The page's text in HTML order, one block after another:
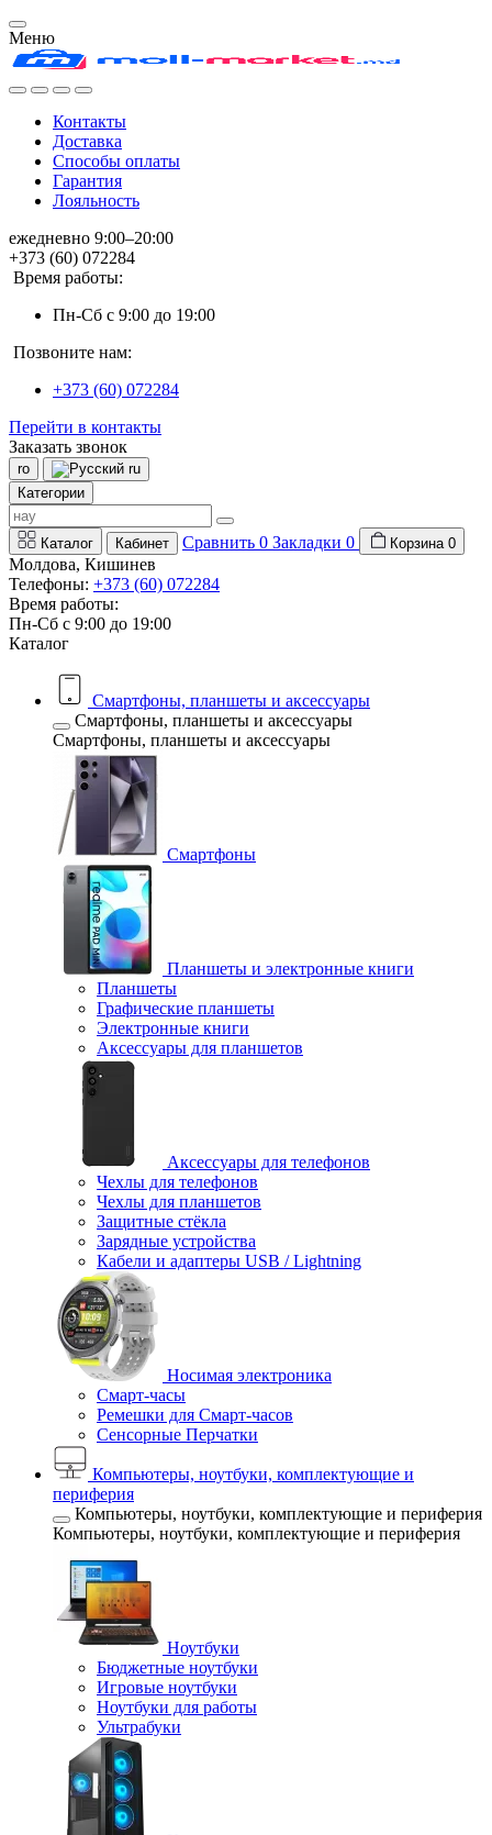
Меню
Контакты
Доставка
Способы оплаты
Гарантия
Лояльность
ежедневно 9:00–20:00
+373 (60) 072284
Время работы:
Пн-Сб с 9:00 до 19:00
Позвоните нам:
+373 (60) 072284
Перейти в контакты
Заказать звонок
ro
ru
Категории
Каталог Кабинет Сравнить 0 Закладки 0 Корзина 0
Молдова, Кишинев
Телефоны: +373 (60) 072284
Время работы:
Пн-Сб с 9:00 до 19:00
Каталог
Смартфоны, планшеты и аксессуары
Смартфоны, планшеты и аксессуары
Смартфоны, планшеты и аксессуары
Смартфоны
Планшеты и электронные книги
Планшеты
Графические планшеты
Электронные книги
Аксессуары для планшетов
Аксессуары для телефонов
Чехлы для телефонов
Чехлы для планшетов
Защитные стёкла
Зарядные устройства
Кабели и адаптеры USB / Lightning
Носимая электроника
Смарт-часы
Ремешки для Смарт-часов
Сенсорные Перчатки
Компьютеры, ноутбуки, комплектующие и
периферия
Компьютеры, ноутбуки, комплектующие и периферия
Компьютеры, ноутбуки, комплектующие и периферия
Ноутбуки
Бюджетные ноутбуки
Игровые ноутбуки
Ноутбуки для работы
Ультрабуки